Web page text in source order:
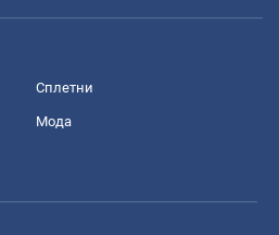
Сплетни
Мода